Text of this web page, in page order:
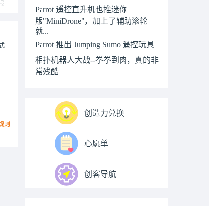
则
Parrot 遥控直升机也推迷你
版"MiniDrone"，加上了辅助滚轮
就...
Parrot 推出 Jumping Sumo 遥控玩具
相扑机器人大战--拳拳到肉，真的非
常残酷
创造力兑换
心愿单
创客导航